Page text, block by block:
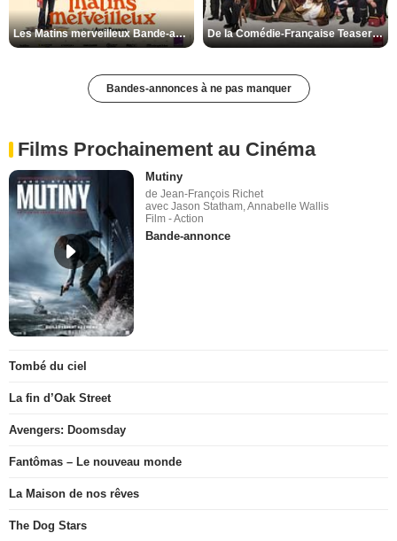
Les Matins merveilleux Bande-annonce VF De la Comédie-Française Teaser VF
Bandes-annonces à ne pas manquer
Films Prochainement au Cinéma
Mutiny
de Jean-François Richet
avec Jason Statham, Annabelle Wallis
Film - Action
Bande-annonce
Tombé du ciel
La fin d’Oak Street
Avengers: Doomsday
Fantômas – Le nouveau monde
La Maison de nos rêves
The Dog Stars